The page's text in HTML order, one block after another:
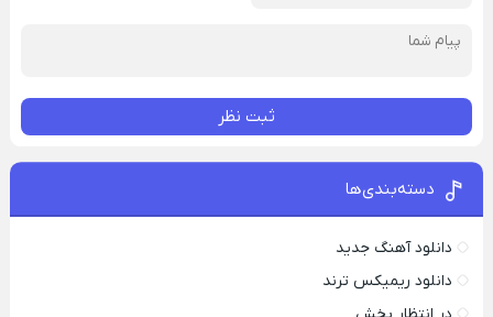
ثبت نظر
دسته‌بندی‌ها
دانلود آهنگ جدید
دانلود ریمیکس ترند